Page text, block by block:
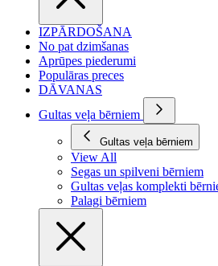
IZPĀRDOŠANA
No pat dzimšanas
Aprūpes piederumi
Populāras preces
DĀVANAS
Gultas veļa bērniem
Gultas veļa bērniem
View All
Segas un spilveni bērniem
Gultas veļas komplekti
Palagi bērniem